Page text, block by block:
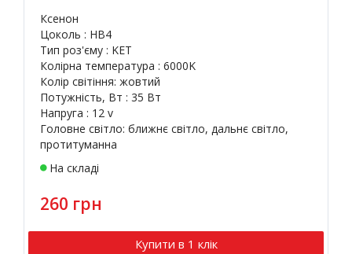
Ксенон
Цоколь : HB4
Тип роз'єму : KET
Колірна температура : 6000K
Колір світіння: жовтий
Потужність, Вт : 35 Вт
Напруга : 12 v
Головне світло: ближнє світло, дальнє світло,
протитуманна
На складі
260 грн
Купити в 1 клік